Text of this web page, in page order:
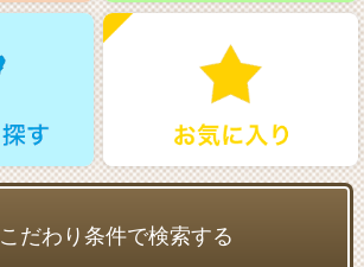
こだわり条件で検索する